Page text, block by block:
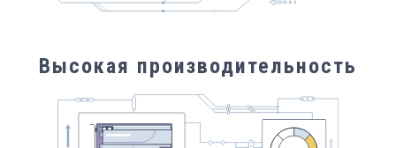
Высокая производительность